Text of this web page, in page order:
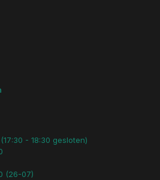
- 18:30 gesloten)
(26-07)